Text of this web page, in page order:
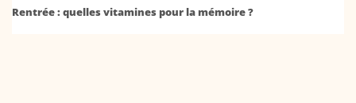
Rentrée : quelles vitamines pour la mémoire ?